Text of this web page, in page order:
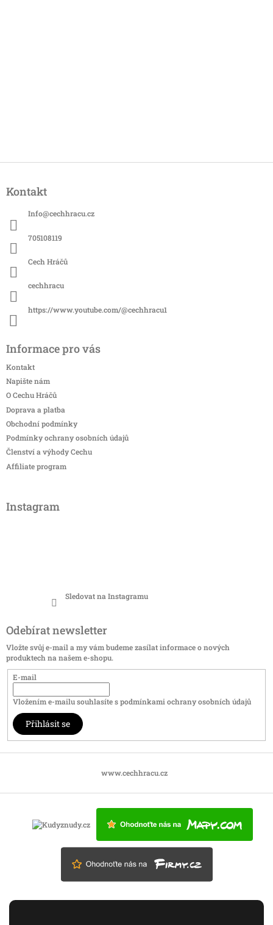
pKontakt
Info@cechhracu.cz
705108119
Cech Hráčů
cechhracu
https://www.youtube.com/@cechhracu1
Informace pro vás
Kontakt
Napište nám
O Cechu Hráčů
Doprava a platba
Obchodní podmínky
Podmínky ochrany osobních údajů
Členství a výhody Cechu
Affiliate program
Instagram
Sledovat na Instagramu
Odebírat newsletter
Vložte svůj e-mail a my vám budeme zasílat informace o nových
produktech na našem e-shopu.
E-mail
Vložením e-mailu souhlasíte spodmínkami ochrany osobních údajů
Přihlásit se
www.cechhracu.cz